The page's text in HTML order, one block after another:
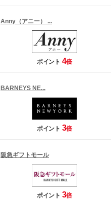
Anny（アニー） ...
ポイント 4倍
BARNEYS NE...
ポイント 3倍
阪急ギフトモール
ポイント 3倍